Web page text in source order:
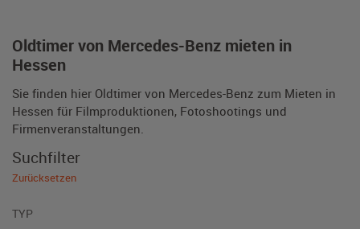
Oldtimer von Mercedes-Benz mieten in
Hessen
Sie finden hier Oldtimer von Mercedes-Benz zum Mieten in
Hessen für Filmproduktionen, Fotoshootings und
Firmenveranstaltungen.
Suchfilter
Zurücksetzen
TYP